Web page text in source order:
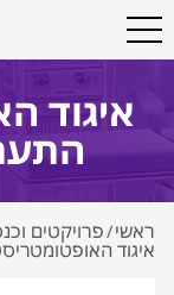
איגוד
ראשי/פרויקטים
איגוד